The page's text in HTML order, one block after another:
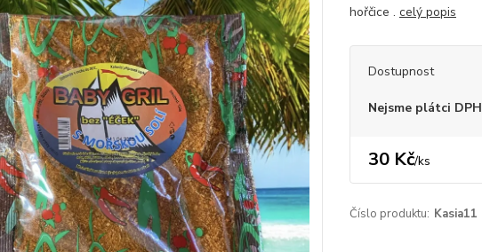
hořčice . celý popis
Dostupnost
Nejsme plátci DPH
30 Kč/ks
Číslo produktu: Kasia11